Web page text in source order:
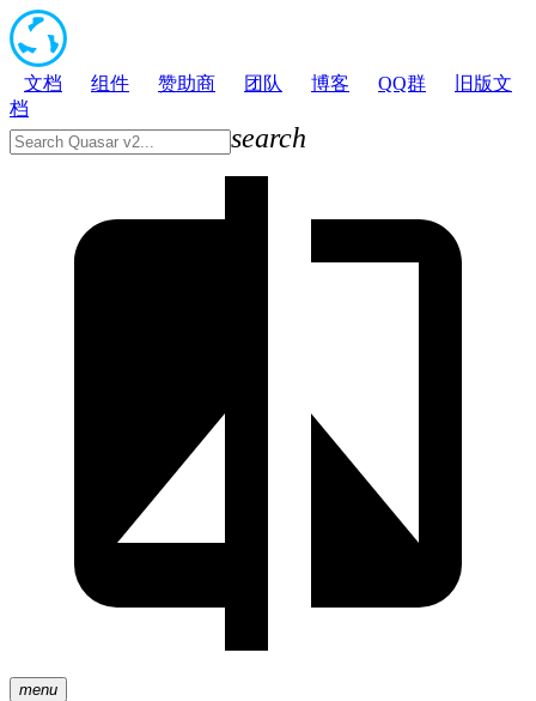
文档 组件 赞助商 团队 博客 QQ群
旧版文
档
search
menu